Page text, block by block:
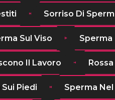
Sorriso Di
Sul Viso Sperma
Il Lavoro
Piedi Sperma Nel